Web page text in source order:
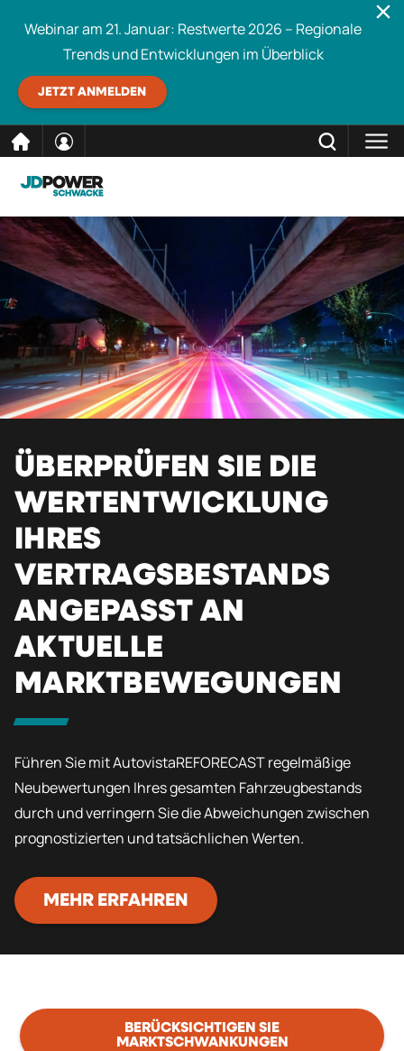
direkt
Inhalt
Webinar am 21. Januar: Restwerte 2026 – Regionale
Trends und Entwicklungen im Überblick
JETZT ANMELDEN
Schwacke durchsuchen SCHLIESSEN
ÜBERPRÜFEN SIE DIE
WERTENTWICKLUNG
IHRES
VERTRAGSBESTANDS
ANGEPASST AN
AKTUELLE
MARKTBEWEGUNGEN
Führen Sie mit AutovistaREFORECAST regelmäßige
Neubewertungen Ihres gesamten Fahrzeugbestands
durch und verringern Sie die Abweichungen zwischen
prognostizierten und tatsächlichen Werten.
MEHR ERFAHREN
BERÜCKSICHTIGEN SIE
MARKTSCHWANKUNGEN